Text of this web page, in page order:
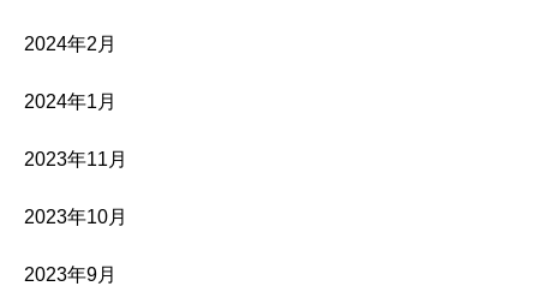
2024年2月
2024年1月
2023年11月
2023年10月
2023年9月